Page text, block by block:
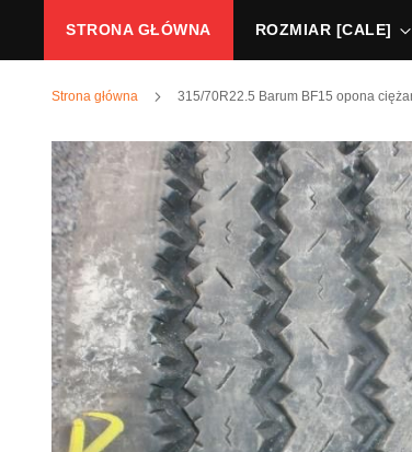
STRONA GŁÓWNA ROZMIAR [CALE]
Strona główna 315/70R22.5 Barum BF15 opona
Przejdź
na
koniec
galerii